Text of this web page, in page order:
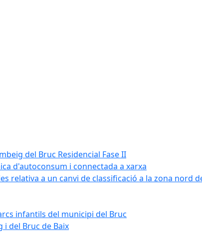
del Bruc Residencial Fase II
d'autoconsum i connectada a xarxa
relativa a un canvi de classificació a la zona nord
infantils del municipi del Bruc
i del Bruc de Baix